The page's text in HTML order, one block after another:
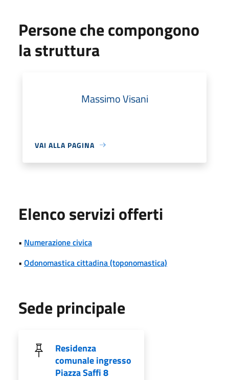
Persone che compongono
la struttura
Massimo Visani
VAI ALLA PAGINA
Elenco servizi offerti
• Numerazione civica
• Odonomastica cittadina (toponomastica)
Sede principale
Residenza
comunale ingresso
Piazza Saffi 8